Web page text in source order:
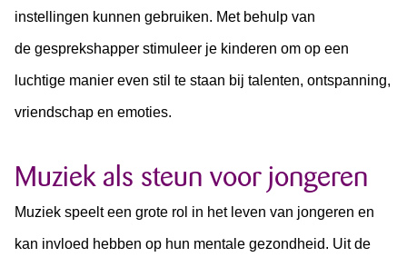
instellingen kunnen gebruiken. Met behulp van
de gesprekshapper stimuleer je kinderen om op een
luchtige manier even stil te staan bij talenten, ontspanning,
vriendschap en emoties.
Muziek als steun voor jongeren
Muziek speelt een grote rol in het leven van jongeren en
kan invloed hebben op hun mentale gezondheid. Uit de